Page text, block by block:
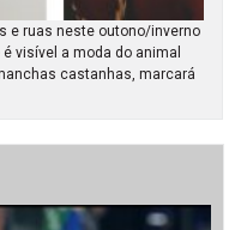
e ruas neste outono/inverno
visível a moda do animal
castanhas, marcará